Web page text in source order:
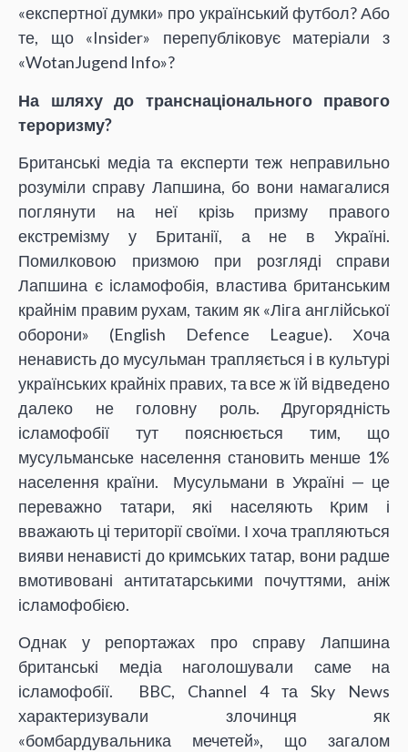
«експертної думки» про український футбол? Або
те, що «Insider» перепубліковує матеріали з
«WotanJugend Info»?
На шляху до транснаціонального правого
тероризму?
Британські медіа та експерти теж неправильно
розуміли справу Лапшина, бо вони намагалися
поглянути на неї крізь призму правого
екстремізму у Британії, а не в Україні.
Помилковою призмою при розгляді справи
Лапшина є ісламофобія, властива британським
крайнім правим рухам, таким як «Ліга англійської
оборони» (English Defence League). Хоча
ненависть до мусульман трапляється і в культурі
українських крайніх правих, та все ж їй відведено
далеко не головну роль. Другорядність
ісламофобії тут пояснюється тим, що
мусульманське населення становить менше 1%
населення країни. Мусульмани в Україні — це
переважно татари, які населяють Крим і
вважають ці території своїми. І хоча трапляються
вияви ненависті до кримських татар, вони радше
вмотивовані антитатарськими почуттями, аніж
ісламофобією.
Однак у репортажах про справу Лапшина
британські медіа наголошували саме на
ісламофобії. BBC, Channel 4 та Sky News
характеризували злочинця як
«бомбардувальника мечетей», що загалом